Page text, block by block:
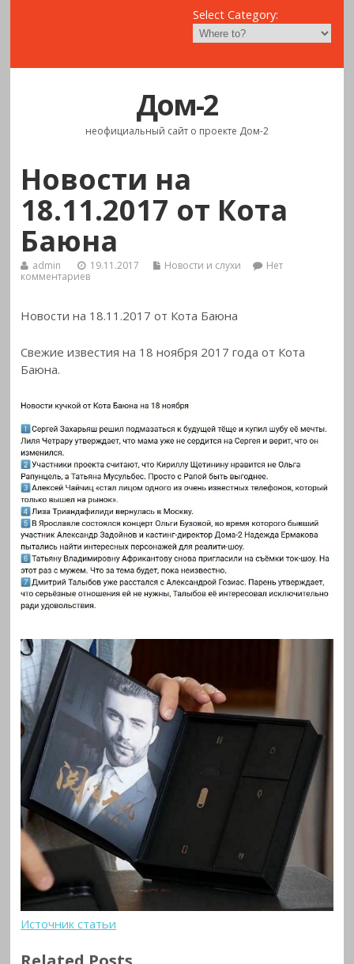
Select Category:
Дом-2
неофициальный сайт о проекте Дом-2
Новости на
18.11.2017 от Кота
Баюна
admin 19.11.2017 Новости и слухи
Нет
комментариев
Новости на 18.11.2017 от Кота Баюна
Свежие известия на 18 ноября 2017 года от Кота
Баюна.
Источник статьи